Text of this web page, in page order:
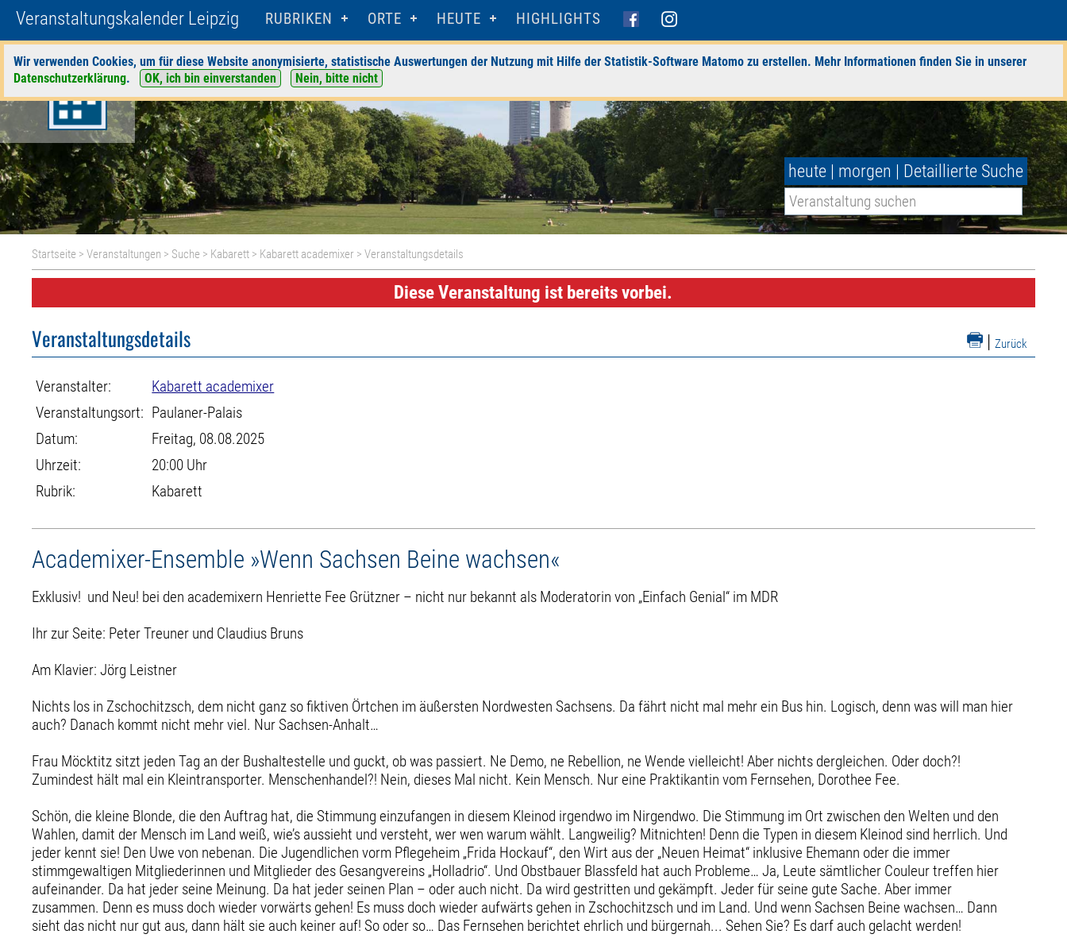
Veranstaltungskalender Leipzig RUBRIKEN ORTE HEUTE HIGHLIGHTS
Wir verwenden Cookies, um für diese Website anonymisierte, statistische Auswertungen der Nutzung mit Hilfe der Statistik-Software Matomo zu erstellen. Mehr Informationen finden Sie in unserer
Datenschutzerklärung. OK, ich bin einverstanden Nein, bitte nicht
heute | morgen | Detaillierte Suche
Startseite >Veranstaltungen > Suche > Kabarett > Kabarett academixer > Veranstaltungsdetails
Diese Veranstaltung ist bereits vorbei.
| Zurück
Veranstaltungsdetails
Veranstalter:
Kabarett academixer
Veranstaltungsort: Paulaner-Palais
Datum:
Freitag, 08.08.2025
Uhrzeit:
20:00 Uhr
Rubrik:
Kabarett
Academixer-Ensemble »Wenn Sachsen Beine wachsen«
Exklusiv! und Neu! bei den academixern Henriette Fee Grützner – nicht nur bekannt als Moderatorin von „Einfach Genial“ im MDR
Ihr zur Seite: Peter Treuner und Claudius Bruns
Am Klavier: Jörg Leistner
Nichts los in Zschochitzsch, dem nicht ganz so fiktiven Örtchen im äußersten Nordwesten Sachsens. Da fährt nicht mal mehr ein Bus hin. Logisch, denn was will man hier
auch? Danach kommt nicht mehr viel. Nur Sachsen-Anhalt…
Frau Möcktitz sitzt jeden Tag an der Bushaltestelle und guckt, ob was passiert. Ne Demo, ne Rebellion, ne Wende vielleicht! Aber nichts dergleichen. Oder doch?!
Zumindest hält mal ein Kleintransporter. Menschenhandel?! Nein, dieses Mal nicht. Kein Mensch. Nur eine Praktikantin vom Fernsehen, Dorothee Fee.
Schön, die kleine Blonde, die den Auftrag hat, die Stimmung einzufangen in diesem Kleinod irgendwo im Nirgendwo. Die Stimmung im Ort zwischen den Welten und den
Wahlen, damit der Mensch im Land weiß, wie’s aussieht und versteht, wer wen warum wählt. Langweilig? Mitnichten! Denn die Typen in diesem Kleinod sind herrlich. Und
jeder kennt sie! Den Uwe von nebenan. Die Jugendlichen vorm Pflegeheim „Frida Hockauf“, den Wirt aus der „Neuen Heimat“ inklusive Ehemann oder die immer
stimmgewaltigen Mitgliederinnen und Mitglieder des Gesangvereins „Holladrio“. Und Obstbauer Blassfeld hat auch Probleme… Ja, Leute sämtlicher Couleur treffen hier
aufeinander. Da hat jeder seine Meinung. Da hat jeder seinen Plan – oder auch nicht. Da wird gestritten und gekämpft. Jeder für seine gute Sache. Aber immer
zusammen. Denn es muss doch wieder vorwärts gehen! Es muss doch wieder aufwärts gehen in Zschochitzsch und im Land. Und wenn Sachsen Beine wachsen… Dann
sieht das nicht nur gut aus, dann hält sie auch keiner auf! So oder so… Das Fernsehen berichtet ehrlich und bürgernah... Sehen Sie? Es darf auch gelacht werden!